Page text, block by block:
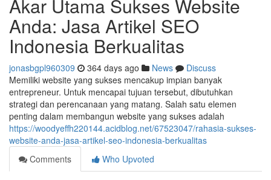
Akar Utama Sukses Website
Anda: Jasa Artikel SEO
Indonesia Berkualitas
jonasbgpl960309 364 days ago News
Discuss
Memiliki website yang sukses mencakup impian banyak
entrepreneur. Untuk mencapai tujuan tersebut, dibutuhkan
strategi dan perencanaan yang matang. Salah satu elemen
penting dalam membangun website yang sukses adalah
https://woodyeffh220144.acidblog.net/67523047/rahasia-sukses-
website-anda-jasa-artikel-seo-indonesia-berkualitas
Comments
Who Upvoted